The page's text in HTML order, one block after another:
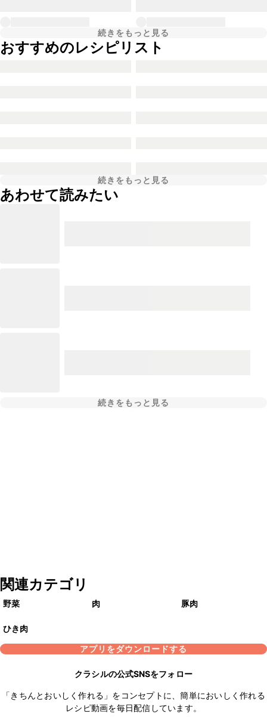
続きをもっと見る
おすすめのレシピリスト
続きをもっと見る
あわせて読みたい
続きをもっと見る
関連カテゴリ
野菜 肉 豚肉
ひき肉
アプリをダウンロードする
クラシルの公式SNSをフォロー
「きちんとおいしく作れる」をコンセプトに、簡単においしく作れる
レシピ動画を毎日配信しています。